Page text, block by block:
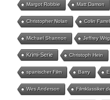
Margot Robbie Matt Damon
Christopher Nolan Colin
Michael Shannon Jeffrey
Krimi-Serie Christoph Hein
spanischer Film Barry
Wes Anderson Filmklassiker